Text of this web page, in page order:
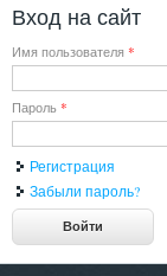
Вход на сайт
Имя пользователя *
Пароль *
Регистрация
Забыли пароль?